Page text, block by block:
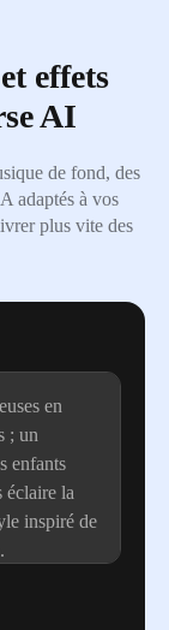
effets
AI
de fond, des
adaptés à vos
plus vite des
en
; un
enfants
éclaire la
inspiré de